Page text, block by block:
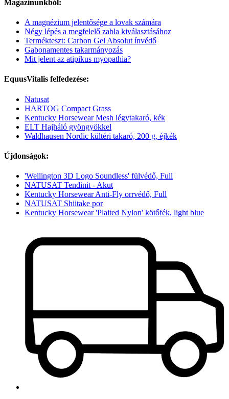
Magazinunkból:
A magnézium jelentősége a lovak számára
Négy lépés a megfelelő zabla kiválasztásához
Termékteszt: Carbon Gel Absolut ínvédő
Gabonamentes takarmányozás
Mit jelent az atipikus myopathia?
EquusVitalis felfedezése:
Natusat
HARTOG Compact Grass
Kentucky Horsewear Mesh légytakaró, kék
ELT Hajháló gyöngyökkel
Waldhausen Nordic kültéri takaró, 200 g, éjkék
Újdonságok:
'Wellington 3D Logo Soundless' fülvédő, Full
NATUSAT Tendinit - Akut
Kentucky Horsewear Anti-Fly orrvédő, Full
NATUSAT Shiitake por
Kentucky Horsewear 'Plaited Nylon' kötőfék, light blue